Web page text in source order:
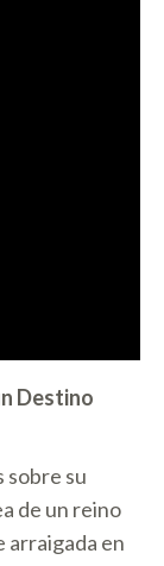
Destino
sobre su
de un reino
arraigada en